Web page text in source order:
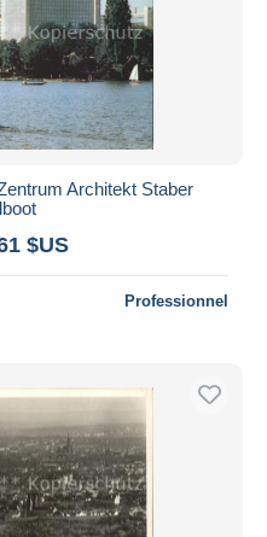
Architekt Staber
$US
Professionnel